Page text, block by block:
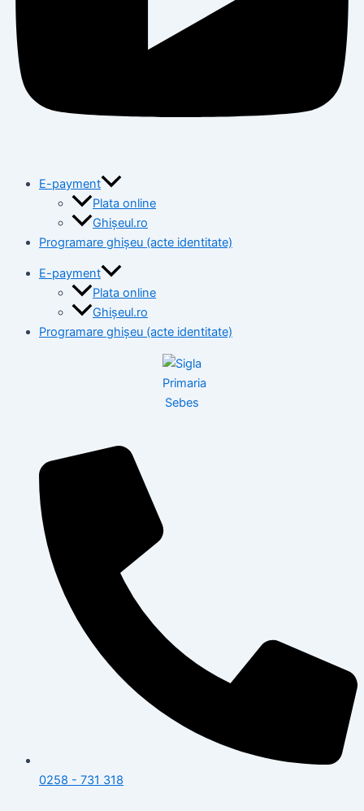
E-payment
Plata online
Ghișeul.ro
Programare ghișeu (acte identitate)
E-payment
Plata online
Ghișeul.ro
Programare ghișeu (acte identitate)
0258 - 731 318